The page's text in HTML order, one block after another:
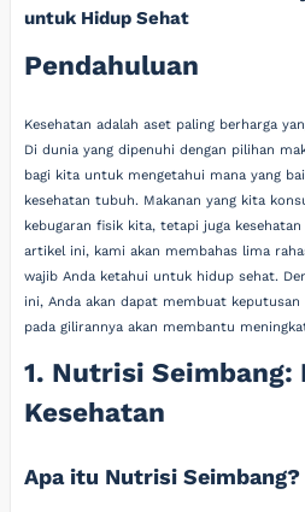
untuk Hidup Sehat
Pendahuluan
Kesehatan adalah aset paling berharga
Di dunia yang dipenuhi dengan pilihan
bagi kita untuk mengetahui mana yang
kesehatan tubuh. Makanan yang kita
kebugaran fisik kita, tetapi juga
artikel ini, kami akan membahas lima
wajib Anda ketahui untuk hidup sehat.
ini, Anda akan dapat membuat keputusan
pada gilirannya akan membantu
1. Nutrisi Seimbang:
Kesehatan
Apa itu Nutrisi Seimbang?